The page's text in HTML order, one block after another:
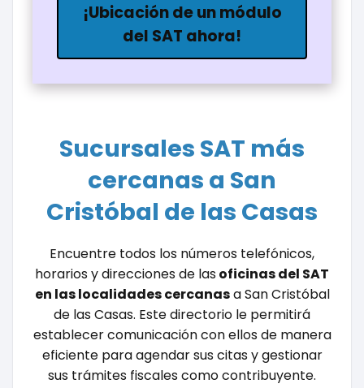
¡Ubicación de un módulo
del SAT ahora!
Sucursales SAT más
cercanas a San
Cristóbal de las Casas
Encuentre todos los números telefónicos,
horarios y direcciones de lasoficinas del SAT
en las localidades cercanasa San Cristóbal
de las Casas. Este directorio le permitirá
establecer comunicación con ellos de manera
eficiente para agendar sus citas y gestionar
sus trámites fiscales como contribuyente.